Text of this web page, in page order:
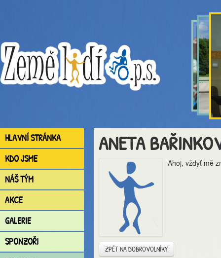
HLAVNÍ STRÁNKA
KDO JSME
NÁŠ TÝM
AKCE
GALERIE
SPONZOŘI
ANETA
Ahoj, vždyť mě
ZPĚT NA DOBROVOLNÍKY